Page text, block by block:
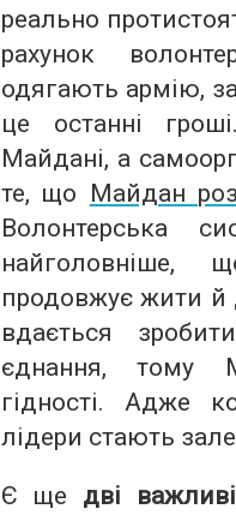
реально
рахунок
одягають армію,
це останні
Майдані, а
те, що Майдан
Волонтерська
найголовніше,
продовжує жити й
вдається
єднання, тому
гідності. Адже
лідери стають
Є ще дві